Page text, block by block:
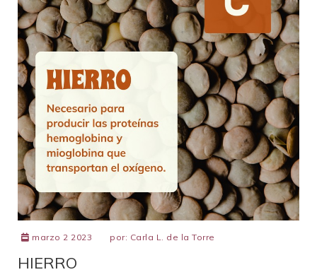
marzo 2 2023 por: Carla L. de la Torre
HIERRO